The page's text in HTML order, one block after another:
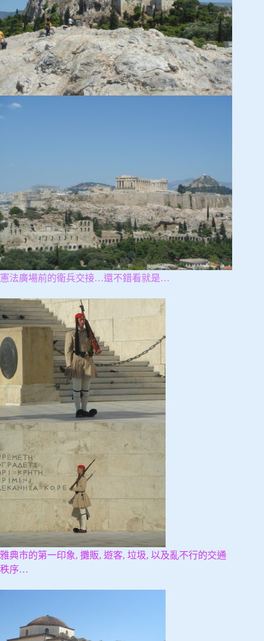
憲法廣場前的衛兵交接…還不錯看就是…
雅典市的第一印象, 攤販, 遊客, 垃圾, 以及亂不行的交通
秩序…